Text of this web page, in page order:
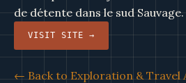
de détente dans le sud Sauvage.
VISIT SITE →
← Back to Exploration & Travel